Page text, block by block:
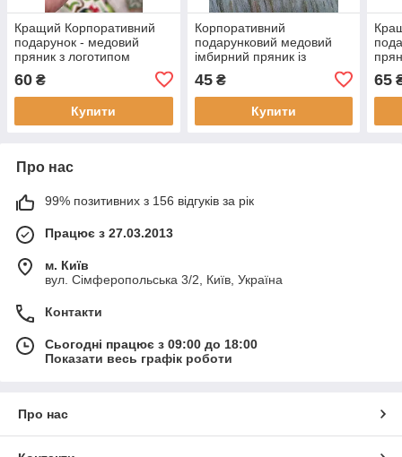
Кращий Корпоративний
подарунок - медовий
пряник з логотипом
60 ₴
Купити
Корпоративний
подарунковий медовий
імбирний пряник із
45₴
Купити
65
Про нас
99% позитивних з 156 відгуків за рік
Працює з 27.03.2013
м. Київ
вул. Сімферопольська 3/2, Київ, Україна
Контакти
Сьогодні працює з 09:00 до 18:00
Показати весь графік роботи
Про нас